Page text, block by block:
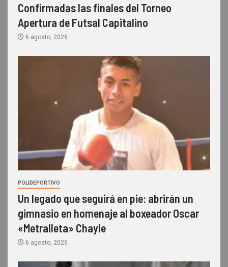
Confirmadas las finales del Torneo
Apertura de Futsal Capitalino
6 agosto, 2026
POLIDEPORTIVO
Un legado que seguirá en pie: abrirán un
gimnasio en homenaje al boxeador Oscar
«Metralleta» Chayle
6 agosto, 2026